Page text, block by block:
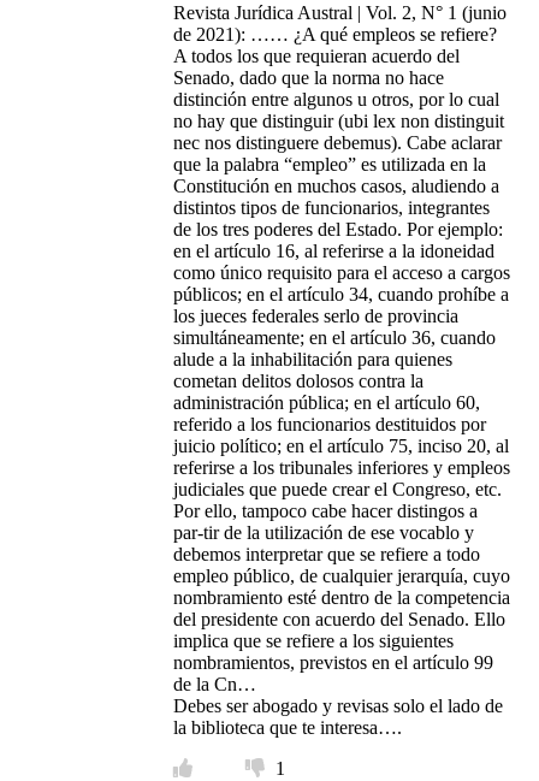
Revista Jurídica Austral | Vol. 2, N° 1 (junio
de 2021): …… ¿A qué empleos se refiere?
A todos los que requieran acuerdo del
Senado, dado que la norma no hace
distinción entre algunos u otros, por lo cual
no hay que distinguir (ubi lex non distinguit
nec nos distinguere debemus). Cabe aclarar
que la palabra “empleo” es utilizada en la
Constitución en muchos casos, aludiendo a
distintos tipos de funcionarios, integrantes
de los tres poderes del Estado. Por ejemplo:
en el artículo 16, al referirse a la idoneidad
como único requisito para el acceso a cargos
públicos; en el artículo 34, cuando prohíbe a
los jueces federales serlo de provincia
simultáneamente; en el artículo 36, cuando
alude a la inhabilitación para quienes
cometan delitos dolosos contra la
administración pública; en el artículo 60,
referido a los funcionarios destituidos por
juicio político; en el artículo 75, inciso 20, al
referirse a los tribunales inferiores y empleos
judiciales que puede crear el Congreso, etc.
Por ello, tampoco cabe hacer distingos a
par-tir de la utilización de ese vocablo y
debemos interpretar que se refiere a todo
empleo público, de cualquier jerarquía, cuyo
nombramiento esté dentro de la competencia
del presidente con acuerdo del Senado. Ello
implica que se refiere a los siguientes
nombramientos, previstos en el artículo 99
de la Cn…
Debes ser abogado y revisas solo el lado de
la biblioteca que te interesa….
1